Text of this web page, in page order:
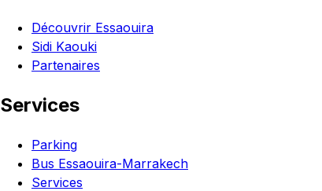
Découvrir Essaouira
Sidi Kaouki
Partenaires
Services
Parking
Bus Essaouira-Marrakech
Services